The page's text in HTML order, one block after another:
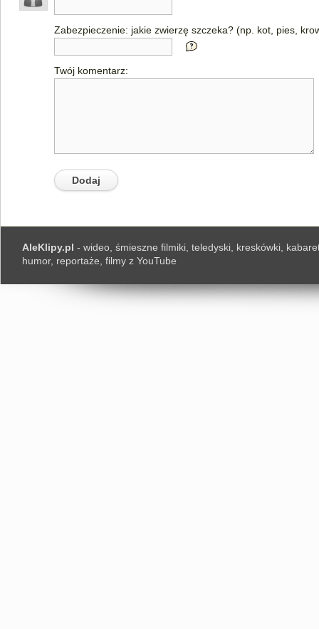
Zabezpieczenie: jakie zwierzę szczeka? (np. kot, pies,
Twój komentarz:
AleKlipy.pl - wideo, śmieszne filmiki, teledyski, kreskówki,
humor, reportaże, filmy z YouTube